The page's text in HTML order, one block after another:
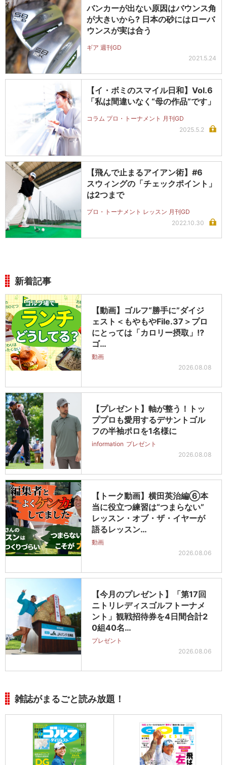
バンカーが出ない原因はバウンス角
が大きいから? 日本の砂にはローバ
ウンスが実は合う
ギア 週刊GD
2021.5.24
【イ・ボミのスマイル日和】Vol.6
「私は間違いなく“母の作品”です」
コラム プロ・トーナメント 月刊GD
2025.5.2
【飛んで止まるアイアン術】#6
スウィングの「チェックポイント」
は2つまで
プロ・トーナメント レッスン 月刊GD
2022.10.30
新着記事
【動画】ゴルフ“勝手に”ダイジ
ェスト＜もやもやFile.37＞プロ
にとっては「カロリー摂取」!?
ゴ…
動画
2026.08.08
【プレゼント】軸が整う！トッ
ププロも愛用するデサントゴル
フの半袖ポロを1名様に
information プレゼント
2026.08.08
【トーク動画】横田英治編⑥本
当に役立つ練習は“つまらない”
レッスン・オブ・ザ・イヤーが
語るレッスン…
動画
2026.08.06
【今月のプレゼント】「第17回
ニトリレディスゴルフトーナメ
ント」観戦招待券を4日間合計2
0組40名…
プレゼント
2026.08.06
雑誌がまるごと読み放題！